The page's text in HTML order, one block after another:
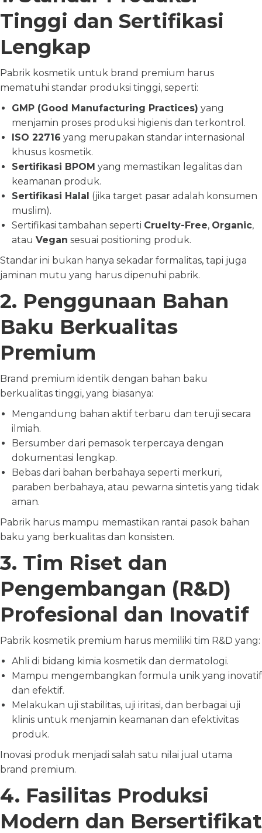
Tinggi dan Sertifikasi
Lengkap
Pabrik kosmetik untuk brand premium harus
mematuhi standar produksi tinggi, seperti:
GMP (Good Manufacturing Practices) yang
menjamin proses produksi higienis dan terkontrol.
ISO 22716 yang merupakan standar internasional
khusus kosmetik.
Sertifikasi BPOM yang memastikan legalitas dan
keamanan produk.
Sertifikasi Halal (jika target pasar adalah konsumen
muslim).
Sertifikasi tambahan seperti Cruelty-Free, Organic,
atau Vegan sesuai positioning produk.
Standar ini bukan hanya sekadar formalitas, tapi juga
jaminan mutu yang harus dipenuhi pabrik.
2. Penggunaan Bahan
Baku Berkualitas
Premium
Brand premium identik dengan bahan baku
berkualitas tinggi, yang biasanya:
Mengandung bahan aktif terbaru dan teruji secara
ilmiah.
Bersumber dari pemasok terpercaya dengan
dokumentasi lengkap.
Bebas dari bahan berbahaya seperti merkuri,
paraben berbahaya, atau pewarna sintetis yang tidak
aman.
Pabrik harus mampu memastikan rantai pasok bahan
baku yang berkualitas dan konsisten.
3. Tim Riset dan
Pengembangan (R&D)
Profesional dan Inovatif
Pabrik kosmetik premium harus memiliki tim R&D yang:
Ahli di bidang kimia kosmetik dan dermatologi.
Mampu mengembangkan formula unik yang inovatif
dan efektif.
Melakukan uji stabilitas, uji iritasi, dan berbagai uji
klinis untuk menjamin keamanan dan efektivitas
produk.
Inovasi produk menjadi salah satu nilai jual utama
brand premium.
4. Fasilitas Produksi
Modern dan Bersertifikat